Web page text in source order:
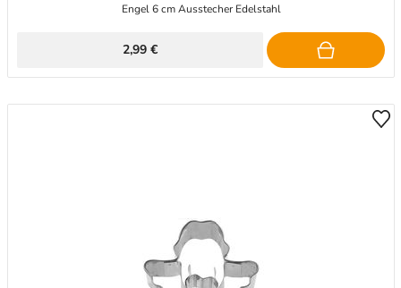
Engel 6 cm Ausstecher Edelstahl
2,99 €